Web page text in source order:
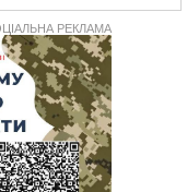
Duster, коли
кількість
стала прикладом
вишів України
РЕКЛАМА